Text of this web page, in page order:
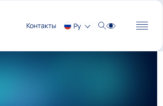
Контакты Ру